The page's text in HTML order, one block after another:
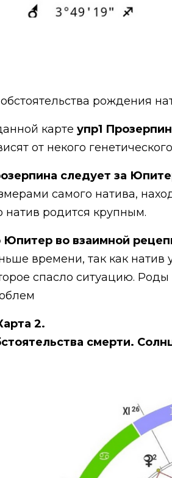
рождения
карте упр1
от некого
следует за
самого натива,
натив родится крупным.
Юпитер во взаимной
времени, так как
спасло ситуацию.
2.
смерти.